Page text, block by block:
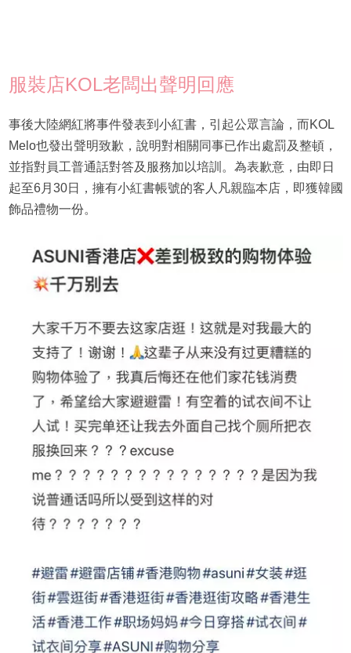
服裝店KOL老闆出聲明回應
事後大陸網紅將事件發表到小紅書，引起公眾言論，而KOL
Melo也發出聲明致歉，說明對相關同事已作出處罰及整頓，
並指對員工普通話對答及服務加以培訓。為表歉意，由即日
起至6月30日，擁有小紅書帳號的客人凡親臨本店，即獲韓國
飾品禮物一份。